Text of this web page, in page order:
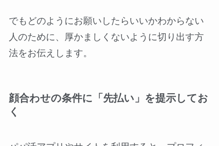
でもどのようにお願いしたらいいかわからない
人のために、厚かましくないように切り出す方
法をお伝えします。
顔合わせの条件に「先払い」を提示してお
く